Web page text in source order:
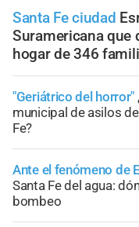
Santa Fe ciudad
Suramericana que
hogar de 346
"Geriátrico del horror"
municipal de asilos
Fe?
Ante el fenómeno de
Santa Fe del agua:
bombeo